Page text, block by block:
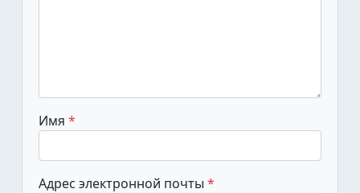
Имя
Адрес электронной почты